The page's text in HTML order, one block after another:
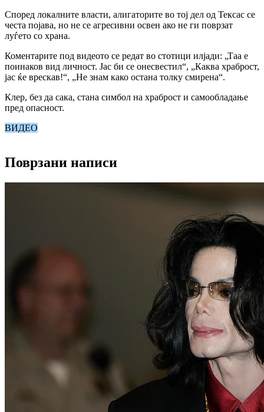
Според локалните власти, алигаторите во тој дел од Тексас се
честа појава, но не се агресивни освен ако не ги поврзат
луѓето со храна.
Коментарите под видеото се редат во стотици илјади: „Таа е
поинаков вид личност. Јас би се онесвестил“, „Каква храброст,
јас ќе врескав!“, „Не знам како остана толку смирена“.
Клер, без да сака, стана симбол на храброст и самообладање
пред опасност.
ВИДЕО
Поврзани написи